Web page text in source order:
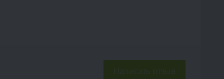
Написать отзыв